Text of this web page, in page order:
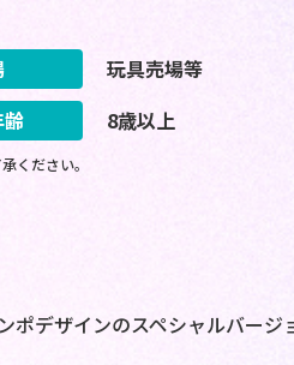
玩具売場等
8歳以上
ください。
デザインのスペシャルバージ